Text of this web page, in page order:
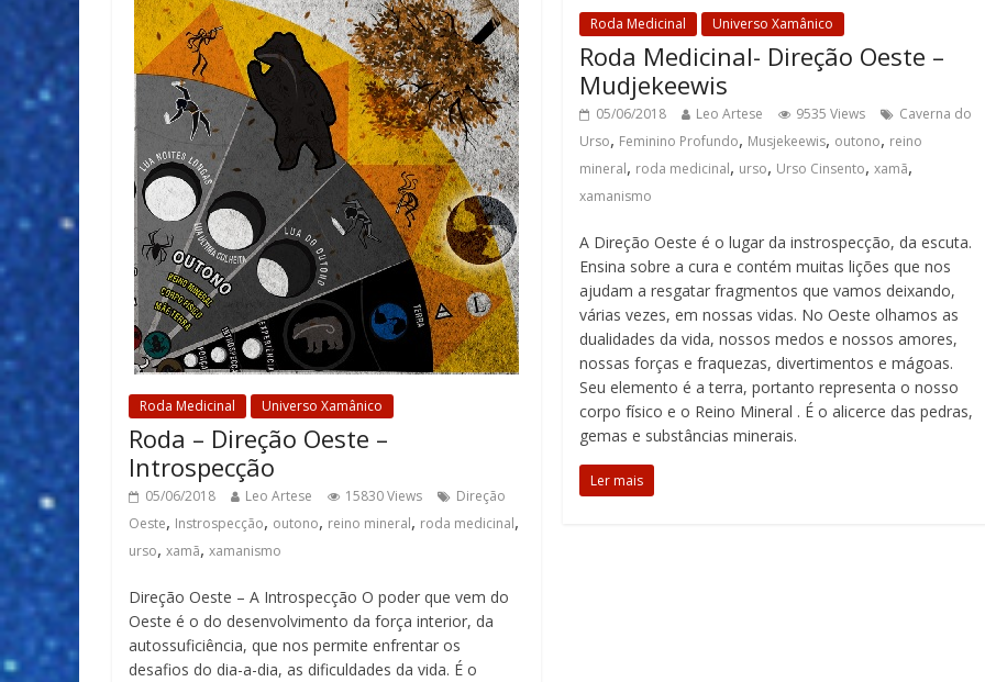
Roda Medicinal Universo Xamânico
Roda – Direção Oeste –
Introspecção
05/06/2018 Leo Artese 15830 Views
Direção
Oeste, Instrospecção, outono, reino mineral, roda medicinal,
urso, xamã, xamanismo
Direção Oeste – A Introspecção O poder que vem do
Oeste é o do desenvolvimento da força interior, da
autossuficiência, que nos permite enfrentar os
desafios do dia-a-dia, as dificuldades da vida. É o
Roda Medicinal Universo Xamânico
Roda Medicinal- Direção Oeste –
Mudjekeewis
05/06/2018 Leo Artese 9535 Views
Caverna do
Urso, Feminino Profundo, Musjekeewis, outono, reino
mineral, roda medicinal, urso, Urso Cinsento,xamã,
xamanismo
A Direção Oeste é o lugar da instrospecção, da escuta.
Ensina sobre a cura e contém muitas lições que nos
ajudam a resgatar fragmentos que vamos deixando,
várias vezes, em nossas vidas. No Oeste olhamos as
dualidades da vida, nossos medos e nossos amores,
nossas forças e fraquezas, divertimentos e mágoas.
Seu elemento é a terra, portanto representa o nosso
corpo físico e o Reino Mineral . É o alicerce das pedras,
gemas e substâncias minerais.
Ler mais